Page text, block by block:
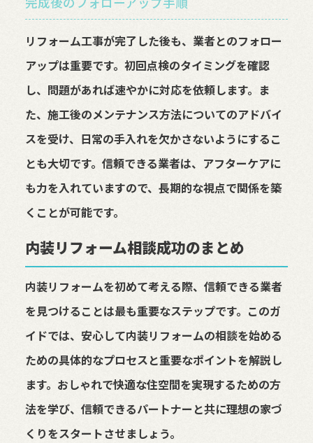
リフォーム工事が完了した後も、業者とのフォロー
アップは重要です。初回点検のタイミングを確認
し、問題があれば速やかに対応を依頼します。ま
た、施工後のメンテナンス方法についてのアドバイ
スを受け、日常の手入れを欠かさないようにするこ
とも大切です。信頼できる業者は、アフターケアに
も力を入れていますので、長期的な視点で関係を築
くことが可能です。
内装リフォーム相談成功のまとめ
内装リフォームを初めて考える際、信頼できる業者
を見つけることは最も重要なステップです。このガ
イドでは、安心して内装リフォームの相談を始める
ための具体的なプロセスと重要なポイントを解説し
ます。おしゃれで快適な住空間を実現するための方
法を学び、信頼できるパートナーと共に理想の家づ
くりをスタートさせましょう。